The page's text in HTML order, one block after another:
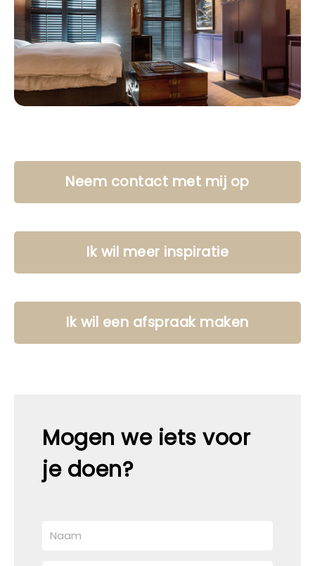
Neem contact met mij op
Ik wil meer inspiratie
Ik wil een afspraak maken
Mogen we iets voor
je doen?